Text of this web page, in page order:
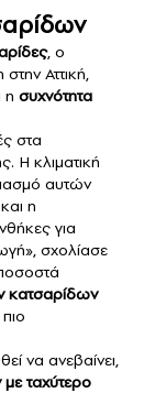
, ο
Αττική,
η συχνότητα
στα
Η κλιματική
αυτών
η
για
σχολίασε
κατσαρίδων
να ανεβαίνει,
με ταχύτερο